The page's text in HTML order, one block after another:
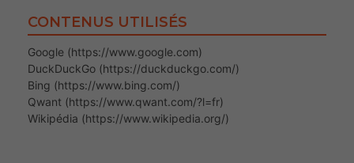
CONTENUS UTILISÉS
Google (https://www.google.com)
DuckDuckGo (https://duckduckgo.com/)
Bing (https://www.bing.com/)
Qwant (https://www.qwant.com/?l=fr)
Wikipédia (https://www.wikipedia.org/)